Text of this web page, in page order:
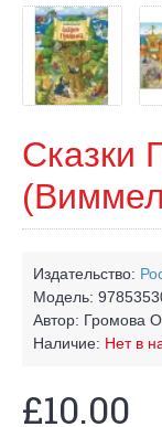
Сказки
Издательство:
Модель:
Автор: Громова О.
Наличие: Нет в
£10.00